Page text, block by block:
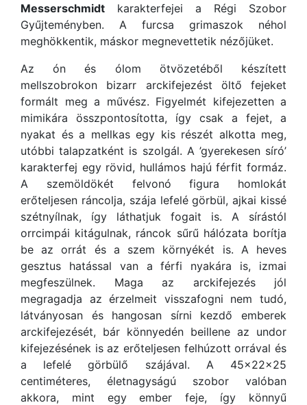
Messerschmidt karakterfejei a Régi Szobor
Gyűjteményben. A furcsa grimaszok néhol
meghökkentik, máskor megnevettetik nézőjüket.
Az ón és ólom ötvözetéből készített
mellszobrokon bizarr arckifejezést öltő fejeket
formált meg a művész. Figyelmét kifejezetten a
mimikára összpontosította, így csak a fejet, a
nyakat és a mellkas egy kis részét alkotta meg,
utóbbi talapzatként is szolgál. A ’gyerekesen síró’
karakterfej egy rövid, hullámos hajú férfit formáz.
A szemöldökét felvonó figura homlokát
erőteljesen ráncolja, szája lefelé görbül, ajkai kissé
szétnyílnak, így láthatjuk fogait is. A sírástól
orrcimpái kitágulnak, ráncok sűrű hálózata borítja
be az orrát és a szem környékét is. A heves
gesztus hatással van a férfi nyakára is, izmai
megfeszülnek. Maga az arckifejezés jól
megragadja az érzelmeit visszafogni nem tudó,
látványosan és hangosan sírni kezdő emberek
arckifejezését, bár könnyedén beillene az undor
kifejezésének is az erőteljesen felhúzott orrával és
a lefelé görbülő szájával. A 45x22x25
centiméteres, életnagyságú szobor valóban
akkora, mint egy ember feje, így könnyű